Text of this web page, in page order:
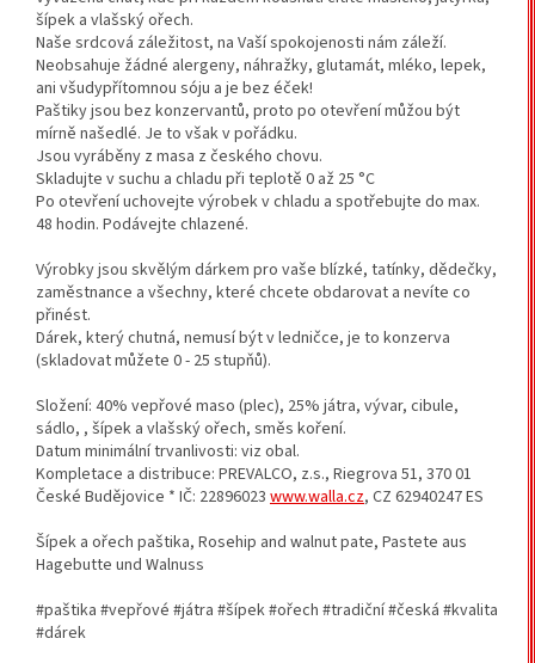
šípek a vlašský ořech.
Naše srdcová záležitost, na Vaší spokojenosti nám záleží.
Neobsahuje žádné alergeny, náhražky, glutamát, mléko, lepek,
ani všudypřítomnou sóju a je bez éček!
Paštiky jsou bez konzervantů, proto po otevření můžou být
mírně našedlé. Je to však v pořádku.
Jsou vyráběny z masa z českého chovu.
Skladujte v suchu a chladu při teplotě 0 až 25 °C
Po otevření uchovejte výrobek v chladu a spotřebujte do max.
48 hodin. Podávejte chlazené.
Výrobky jsou skvělým dárkem pro vaše blízké, tatínky, dědečky,
zaměstnance a všechny, které chcete obdarovat a nevíte co
přinést.
Dárek, který chutná, nemusí být v ledničce, je to konzerva
(skladovat můžete 0 - 25 stupňů).
Složení: 40% vepřové maso (plec), 25% játra, vývar, cibule,
sádlo, , šípek a vlašský ořech, směs koření.
Datum minimální trvanlivosti: viz obal.
Kompletace a distribuce: PREVALCO, z.s., Riegrova 51, 370 01
České Budějovice * IČ: 22896023 www.walla.cz, CZ 62940247 ES
Šípek a ořech paštika, Rosehip and walnut pate, Pastete aus
Hagebutte und Walnuss
#paštika #vepřové #játra #šípek #ořech #tradiční #česká #kvalita
#dárek